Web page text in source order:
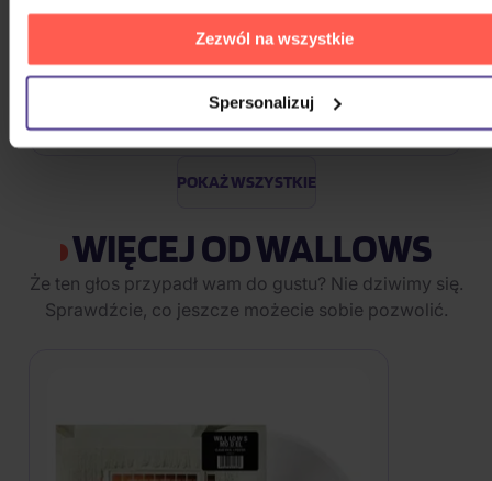
Zezwól na wszystkie
Spersonalizuj
Traktor: Jungle XXI
CD
Na magazynie 58,20 zł
POKAŻ WSZYSTKIE
WIĘCEJ OD WALLOWS
Że ten głos przypadł wam do gustu? Nie dziwimy się.
Sprawdźcie, co jeszcze możecie sobie pozwolić.